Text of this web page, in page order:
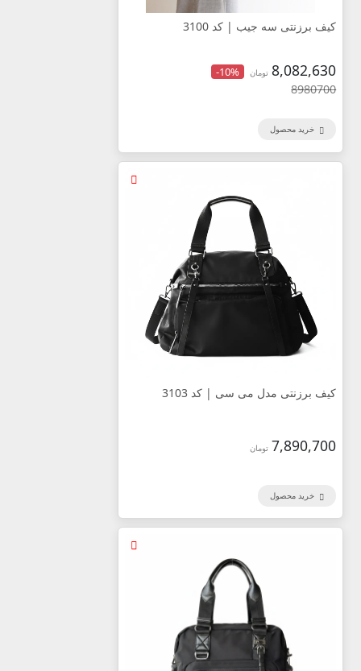
کیف برزنتی سه جیب | کد 3100
8,082,630 تومان -10%
8980700
خرید محصول
کیف برزنتی مدل می سی | کد 3103
7,890,700 تومان
خرید محصول